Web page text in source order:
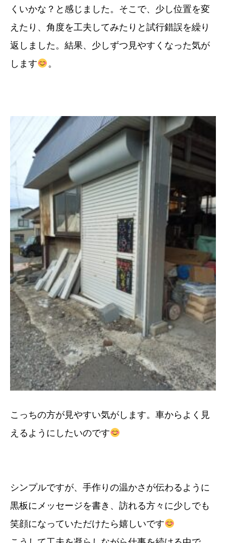
くいかな？と感じました。そこで、少し位置を変
えたり、角度を工夫してみたりと試行錯誤を繰り
返しました。結果、少しずつ見やすくなった気が
します
。
こっちの方が見やすい気がします。車からよく見
えるようにしたいのです
シンプルですが、手作りの温かさが伝わるように
黒板にメッセージを書き、訪れる方々に少しでも
笑顔になっていただけたら嬉しいです